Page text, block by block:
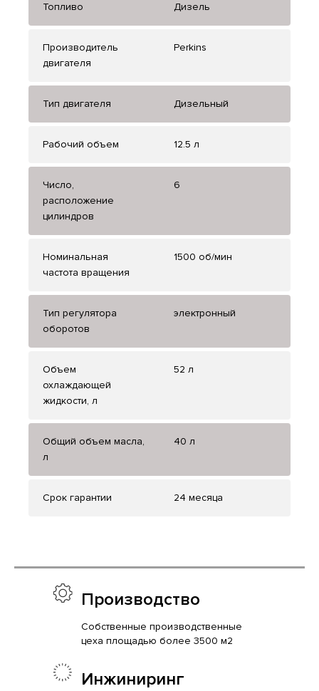
Топливо Дизель
Производитель
двигателя
Perkins
Тип двигателя Дизельный
Рабочий объем 12.5 л
Число,
расположение
цилиндров
6
Номинальная
частота вращения
1500 об/мин
Тип регулятора
оборотов
электронный
Объем
охлаждающей
жидкости, л
52 л
Общий объем масла,
л
40 л
Срок гарантии 24 месяца
Производство
Собственные производственные
цеха площадью более 3500 м2
Инжиниринг